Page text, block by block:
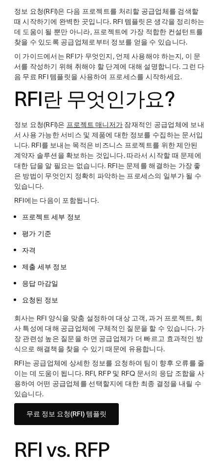
정보 요청(RFI)은 다음 프로젝트를 처리할 공급업체를 검색할
때 시작하기에 완벽한 곳입니다. RFI 템플릿은 생각을 정리하는
데 도움이 될 뿐만 아니라, 프로젝트에 가장 적합한 컨설턴트를
찾을 수 있도록 공급업체로부터 정보를 얻을 수 있습니다.
이 가이드에서는 RFI가 무엇인지, 언제 사용해야 하는지, 이 문
서를 작성하기 위해 취해야 할 단계에 대해 설명합니다. 그런 다
음 무료 RFI 템플릿을 사용하여 프로세스를 시작하세요.
RFI란 무엇인가요?
정보 요청(RFI)은 프로젝트 매니저가 잠재적인 공급업체에 보내
서 사용 가능한 서비스 및 제품에 대한 정보를 수집하는 문서입
니다. RFI를 보내는 목적은 비즈니스 프로젝트를 위한 제안된
계약자 솔루션을 확보하는 것입니다. 따라서 시작할 때 문제에
대한 답을 알 필요는 없습니다. RFI는 문제를 해결하는 가장 좋
은 방법이 무엇인지 정확히 파악하는 프로세스의 일부가 될 수
있습니다.
RFI에는 다음이 포함됩니다.
프로젝트 세부 정보
평가 기준
자격
제출 세부 정보
응답 마감일
요청된 정보
회사는 RFI 양식을 맞춤 설정하여 대상 고객, 과거 프로젝트, 회
사 특성에 대해 공급업체에 구체적인 질문을 할 수 있습니다. 가
장 관련성 높은 질문을 하면 공급업체가 더 빠르고 효과적인 방
식으로 해결책을 찾을 수 있기 때문에 유용합니다.
RFI는 공급업체에 상세한 정보를 요청하여 팀이 향후 오류를 줄
이는 데 도움이 됩니다. RFI, RFP 및 RFQ 문서의 응답 조합을 사
용하여 어떤 공급업체를 선택할지에 대한 최종 결정을 내릴 수
있습니다.
무료 정보 요청(RFI) 템플릿
RFI vs. RFP